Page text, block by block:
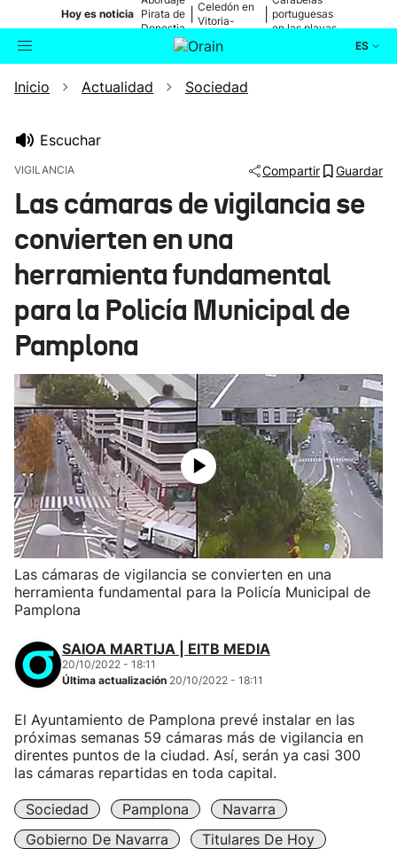
Hoy es noticia Pirata de
Donostia
Celedón en
Vitoria-
portuguesas
en las playas
ES
Buscador Actualidad
Ikusmiran
Eguraldia
Inicio Actualidad Sociedad
Escuchar
VIGILANCIA Compartir Guardar
Las cámaras de vigilancia se
convierten en una
herramienta fundamental
para la Policía Municipal de
Pamplona
Las cámaras de vigilancia se convierten en una
herramienta fundamental para la Policía Municipal de
Pamplona
SAIOA MARTIJA | EITB MEDIA
20/10/2022 - 18:11
Última actualización 20/10/2022 - 18:11
El Ayuntamiento de Pamplona prevé instalar en las
próximas semanas 59 cámaras más de vigilancia en
direntes puntos de la ciudad. Así, serán ya casi 300
las cámaras repartidas en toda capital.
Sociedad Pamplona
Navarra
Gobierno De Navarra
Titulares De Hoy